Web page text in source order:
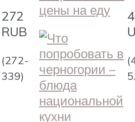
272
RUB
(272-
339)